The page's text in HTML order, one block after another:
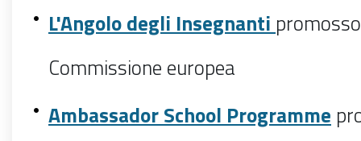
L'Angolo degli Insegnanti
Commissione europea
Ambassador School Programme